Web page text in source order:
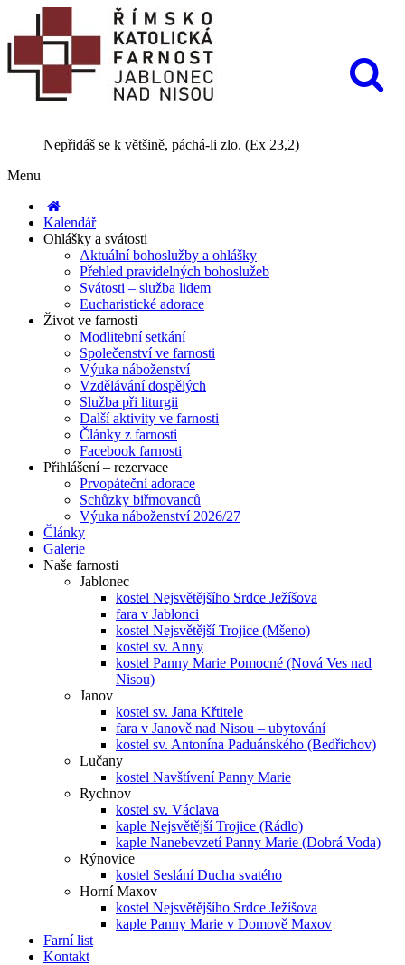
Nepřidáš se k většině, páchá-li zlo. (Ex 23,2)
Menu
Kalendář
Ohlášky a svátosti
Aktuální bohoslužby a ohlášky
Přehled pravidelných bohoslužeb
Svátosti – služba lidem
Eucharistické adorace
Život ve farnosti
Modlitební setkání
Společenství ve farnosti
Výuka náboženství
Vzdělávání dospělých
Služba při liturgii
Další aktivity ve farnosti
Články z farnosti
Facebook farnosti
Přihlášení – rezervace
Prvopáteční adorace
Schůzky biřmovanců
Výuka náboženství 2026/27
Články
Galerie
Naše farnosti
Jablonec
kostel Nejsvětějšího Srdce Ježíšova
fara v Jablonci
kostel Nejsvětější Trojice (Mšeno)
kostel sv. Anny
kostel Panny Marie Pomocné (Nová Ves nad
Nisou)
Janov
kostel sv. Jana Křtitele
fara v Janově nad Nisou – ubytování
kostel sv. Antonína Paduánského (Bedřichov)
Lučany
kostel Navštívení Panny Marie
Rychnov
kostel sv. Václava
kaple Nejsvětější Trojice (Rádlo)
kaple Nanebevzetí Panny Marie (Dobrá Voda)
Rýnovice
kostel Seslání Ducha svatého
Horní Maxov
kostel Nejsvětějšího Srdce Ježíšova
kaple Panny Marie v Domově Maxov
Farní list
Kontakt